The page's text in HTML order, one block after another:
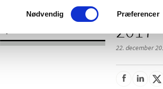
Samtykkevalg
Nødvendig Præferencer
2017
22. december